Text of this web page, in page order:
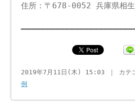
住所：〒678-0052 兵庫県相
2019年7月11日(木) 15:03 ｜ カテゴ
例